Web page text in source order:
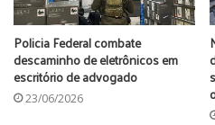
Policia Federal combate
descaminho de eletrônicos em
escritório de advogado
23/06/2026